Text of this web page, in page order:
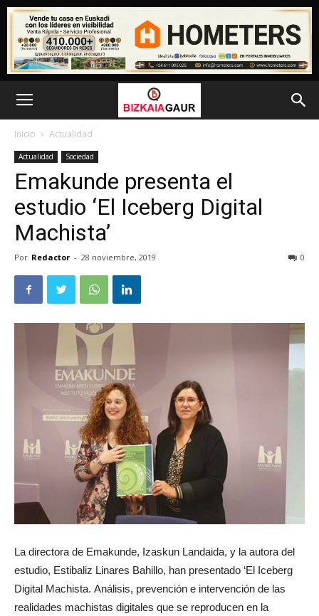
Inicio Actualidad
Actualidad Sociedad
Emakunde presenta el
estudio ‘El Iceberg Digital
Machista’
Por Redactor - 28 noviembre, 2019 0
La directora de Emakunde, Izaskun Landaida, y la autora del
estudio, Estibaliz Linares Bahillo, han presentado ‘El Iceberg
Digital Machista. Análisis, prevención e intervención de las
realidades machistas digitales que se reproducen en la